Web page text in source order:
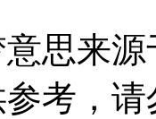
思来
考，